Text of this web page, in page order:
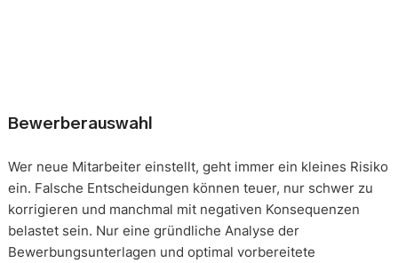
Bewerberauswahl
Wer neue Mitarbeiter einstellt, geht immer ein kleines Risiko
ein. Falsche Entscheidungen können teuer, nur schwer zu
korrigieren und manchmal mit negativen Konsequenzen
belastet sein. Nur eine gründliche Analyse der
Bewerbungsunterlagen und optimal vorbereitete